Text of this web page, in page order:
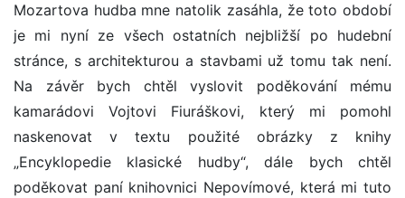
Mozartova hudba mne natolik zasáhla, že toto období
je mi nyní ze všech ostatních nejbližší po hudební
stránce, s architekturou a stavbami už tomu tak není.
Na závěr bych chtěl vyslovit poděkování mému
kamarádovi Vojtovi Fiuráškovi, který mi pomohl
naskenovat v textu použité obrázky z knihy
„Encyklopedie klasické hudby“, dále bych chtěl
poděkovat paní knihovnici Nepovímové, která mi tuto